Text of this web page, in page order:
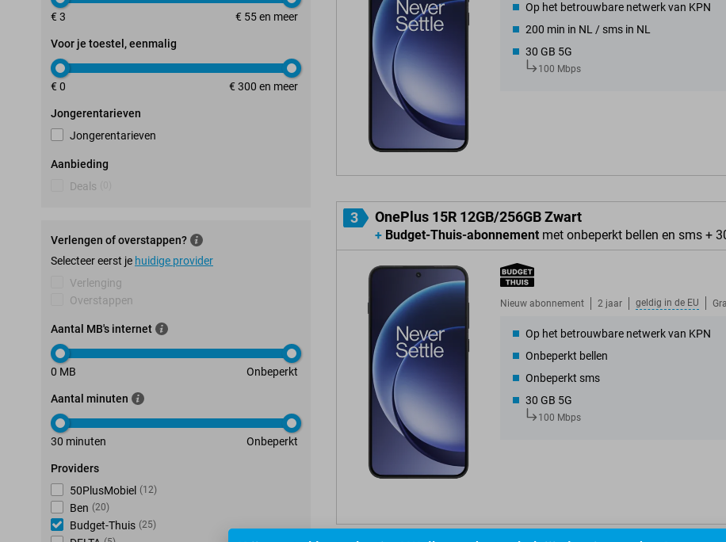
€ 3 € 55 en meer
Voor je toestel, eenmalig
€ 0 € 300 en meer
Jongerentarieven
Jongerentarieven
Aanbieding
Deals
Verlengen of overstappen?
Selecteer eerst je huidige provider
Verlenging
Overstappen
Aantal MB's internet
0 MB Onbeperkt
Aantal minuten
30 minuten Onbeperkt
Providers
50PlusMobiel (12)
Ben (20)
Budget-Thuis (25)
Op het betrouwbare netwerk van KPN
200 min in NL / sms in NL
30 GB 5G
100 Mbps
3 OnePlus 15R 12GB/256GB Zwart
+ Budget-Thuis-abonnement met onbeperkt bellen en sms +
Nieuw abonnement 2 jaar geldig in de EU
Op het betrouwbare netwerk van KPN
Onbeperkt bellen
Onbeperkt sms
30 GB 5G
100 Mbps